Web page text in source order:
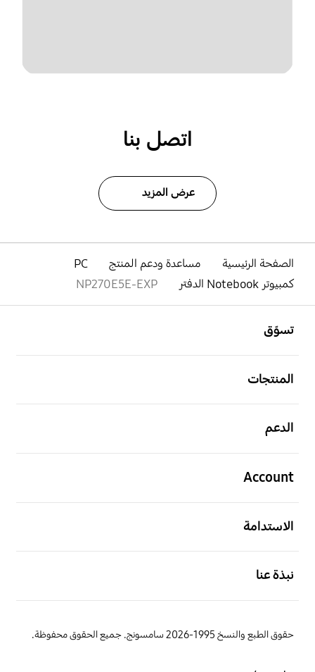
اتصل بنا
عرض المزيد
الصفحة الرئيسية مساعدة ودعم المنتج
PC
كمبيوتر Notebook الدفتر
NP270E5E-EXP
تسوّق
المنتجات
الدعم
Account
الاستدامة
نبذة عنا
حقوق الطبع والنسخ 1995-2026 سامسونج. جميع الحقوق محفوظة.